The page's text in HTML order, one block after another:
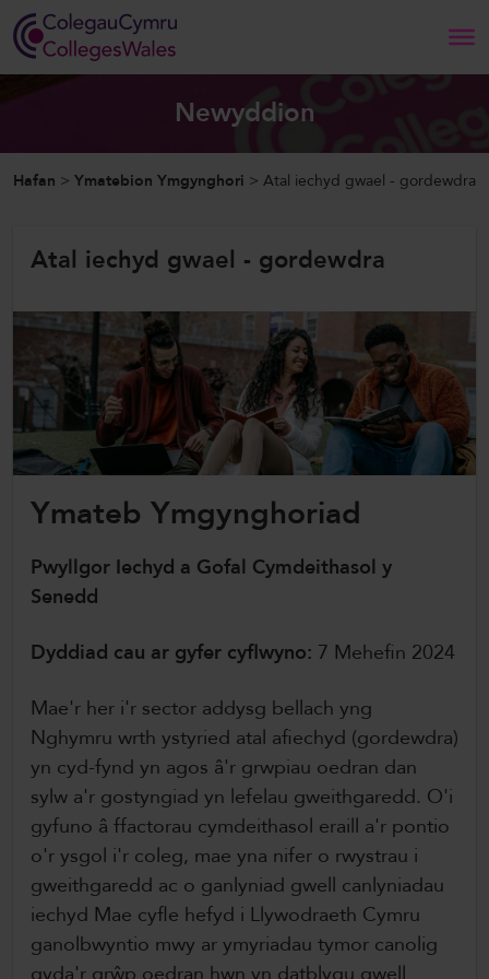
Hafan
Newyddion a Digwyddiadau
Cysylltwch â Ni
ColegauCymru
ColegauCymru Rhyngwladol
Chwaraeon ColegauCymru
Newyddion
Hafan > Ymatebion Ymgynghori > Atal iechyd gwael - gordewdra
Atal iechyd gwael - gordewdra
Ymateb Ymgynghoriad
Pwyllgor Iechyd a Gofal Cymdeithasol y
Senedd
Dyddiad cau ar gyfer cyflwyno: 7 Mehefin 2024
Mae'r her i'r sector addysg bellach yng
Nghymru wrth ystyried atal afiechyd (gordewdra)
yn cyd-fynd yn agos â'r grwpiau oedran dan
sylw a'r gostyngiad yn lefelau gweithgaredd. O'i
gyfuno â ffactorau cymdeithasol eraill a'r pontio
o'r ysgol i'r coleg, mae yna nifer o rwystrau i
gweithgaredd ac o ganlyniad gwell canlyniadau
iechyd Mae cyfle hefyd i Llywodraeth Cymru
ganolbwyntio mwy ar ymyriadau tymor canolig